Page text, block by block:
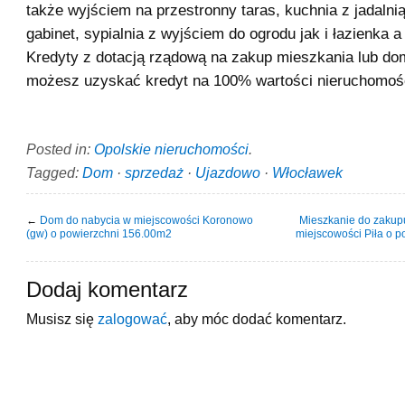
także wyjściem na przestronny taras, kuchnia z
gabinet, sypialnia z wyjściem do ogrodu jak i łazienka
Kredyty z dotacją rządową na zakup mieszkania lub
możesz uzyskać kredyt na 100% wartości
Posted in: Opolskie nieruchomości.
Tagged: Dom · sprzedaż · Ujazdowo · Włocławek
← Dom do nabycia w miejscowości Koronowo
(gw) o powierzchni 156.00m2
Mieszkanie do
miejscowości Piła o
Dodaj komentarz
Musisz się zalogować , aby móc dodać komentarz.